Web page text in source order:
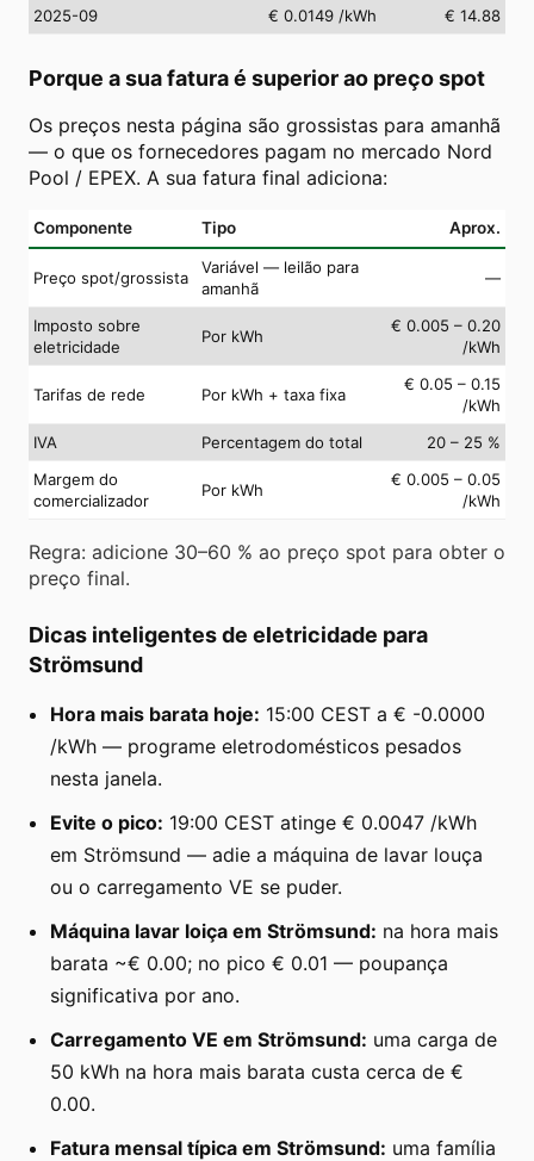
2025-09
€ 0.0149 /kWh € 14.88
Porque a sua fatura é superior ao preço spot
Os preços nesta página são grossistas para amanhã
— o que os fornecedores pagam no mercado Nord
Pool / EPEX. A sua fatura final adiciona:
Componente Tipo Aprox.
Preço spot/grossista
Variável — leilão para
amanhã
—
Imposto sobre
eletricidade
Por kWh
€ 0.005 – 0.20
/kWh
Tarifas de rede Por kWh + taxa fixa
€ 0.05 – 0.15
/kWh
IVA
Percentagem do total
20 – 25 %
Margem do
comercializador
Por kWh
€ 0.005 – 0.05
/kWh
Regra: adicione 30–60 % ao preço spot para obter o
preço final.
Dicas inteligentes de eletricidade para
Strömsund
Hora mais barata hoje: 15:00 CEST a € -0.0000
/kWh — programe eletrodomésticos pesados
nesta janela.
Evite o pico: 19:00 CEST atinge € 0.0047 /kWh
em Strömsund — adie a máquina de lavar louça
ou o carregamento VE se puder.
Máquina lavar loiça em Strömsund: na hora mais
barata ~€ 0.00; no pico € 0.01 — poupança
significativa por ano.
Carregamento VE em Strömsund: uma carga de
50 kWh na hora mais barata custa cerca de €
0.00.
Fatura mensal típica em Strömsund: uma família